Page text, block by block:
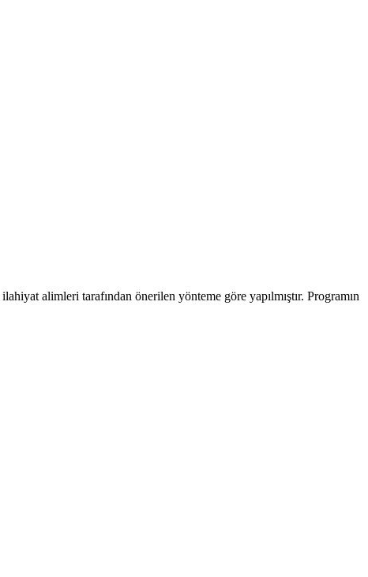
alimleri tarafından önerilen yönteme göre yapılmıştır. Programın